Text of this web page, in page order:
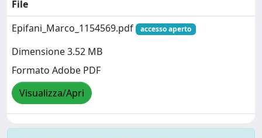
File
Epifani_Marco_1154569.pdf
accesso aperto
Dimensione 3.52 MB
Formato Adobe PDF
Visualizza/Apri